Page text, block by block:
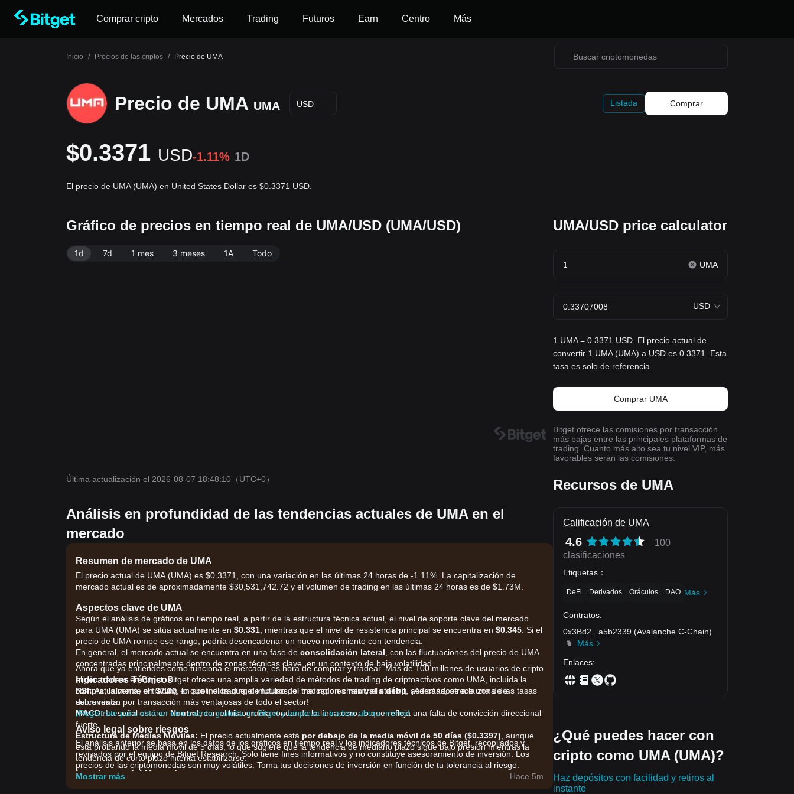
Comprar cripto Mercados Trading Futuros Earn Centro Más
Inicio / Precios de las criptos / Precio de UMA
Precio de UMA UMA USD Listada Comprar
$0.3371 USD-1.11% 1D
El precio de UMA (UMA) en United States Dollar es $0.3371 USD.
Gráfico de precios en tiempo real de UMA/USD (UMA/USD)
1d 7d 1 mes 3 meses 1A Todo
Última actualización el 2026-08-07 18:48:10 （UTC+0）
Análisis en profundidad de las tendencias actuales de UMA en el
mercado
Resumen de mercado de UMA
El precio actual de UMA (UMA) es $0.3371, con una variación en las últimas 24 horas de -1.11%. La capitalización de
mercado actual es de aproximadamente $30,531,742.72 y el volumen de trading en las últimas 24 horas es de $1.73M.
Aspectos clave de UMA
Según el análisis de gráficos en tiempo real, a partir de la estructura técnica actual, el nivel de soporte clave del mercado
para UMA (UMA) se sitúa actualmente en $0.331 , mientras que el nivel de resistencia principal se encuentra en $0.345 . Si el
precio de UMA rompe ese rango, podría desencadenar un nuevo movimiento con tendencia.
En general, el mercado actual se encuentra en una fase de consolidación lateral , con las fluctuaciones del precio de UMA
concentradas principalmente dentro de zonas técnicas clave, en un contexto de baja volatilidad.
Indicadores Técnicos
RSI:Actualmente en37.60, lo que indica que el impulso del mercado esneutral a débil , acercándose a la zona de
sobreventa.
MACD:La señal está en Neutral, con el histograma rondando la línea cero, lo que refleja una falta de convicción direccional
fuerte.
Estructura de Medias Móviles: El precio actualmente está por debajo de la media móvil de 50 días ($0.3397) , aunque
está probando la media móvil de 5 días, lo que sugiere que la tendencia de mediano plazo sigue bajo presión mientras la
tendencia de corto plazo intenta estabilizarse.
Impulsores del Mercado
Ahora que ya entiendes cómo funciona el mercado, es hora de comprar y tradear. Más de 100 millones de usuarios de cripto
eligen tradear en Bitget. Bitget ofrece una amplia variedad de métodos de trading de criptoactivos como UMA, incluida la
compra, la venta, el trading en spot, el trading de futuros, el trading on-chain y el staking. ¡Además, ofrece una de las tasas
de comisión por transacción más ventajosas de todo el sector!
¡Regístrate para obtener una cuenta gratuita en Bitget y empieza a tradear ahora mismo!
Aviso legal sobre riesgos
El análisis anterior se basa en los datos de los gráficos en tiempo real y los indicadores técnicos de Bitget, recopilados y
revisados por el equipo de Bitget Research. Solo tiene fines informativos y no constituye asesoramiento de inversión. Los
precios de las criptomonedas son muy volátiles. Toma tus decisiones de inversión en función de tu tolerancia al riesgo.
Mostrar más
Hace 5m
UMA/USD price calculator
UMA
USD
1 UMA = 0.3371 USD. El precio actual de
convertir 1 UMA (UMA) a USD es 0.3371. Esta
tasa es solo de referencia.
Comprar UMA
Bitget ofrece las comisiones por transacción
más bajas entre las principales plataformas de
trading. Cuanto más alto sea tu nivel VIP, más
favorables serán las comisiones.
Recursos de UMA
Calificación de UMA
4.6
100
clasificaciones
Etiquetas ：
DeFi Derivados Oráculos DAO Más
Contratos:
0x3Bd2
a5b2339 (Avalanche C-Chain)
Más
Enlaces:
¿Qué puedes hacer con
cripto como UMA (UMA)?
Haz depósitos con facilidad y retiros al
instante